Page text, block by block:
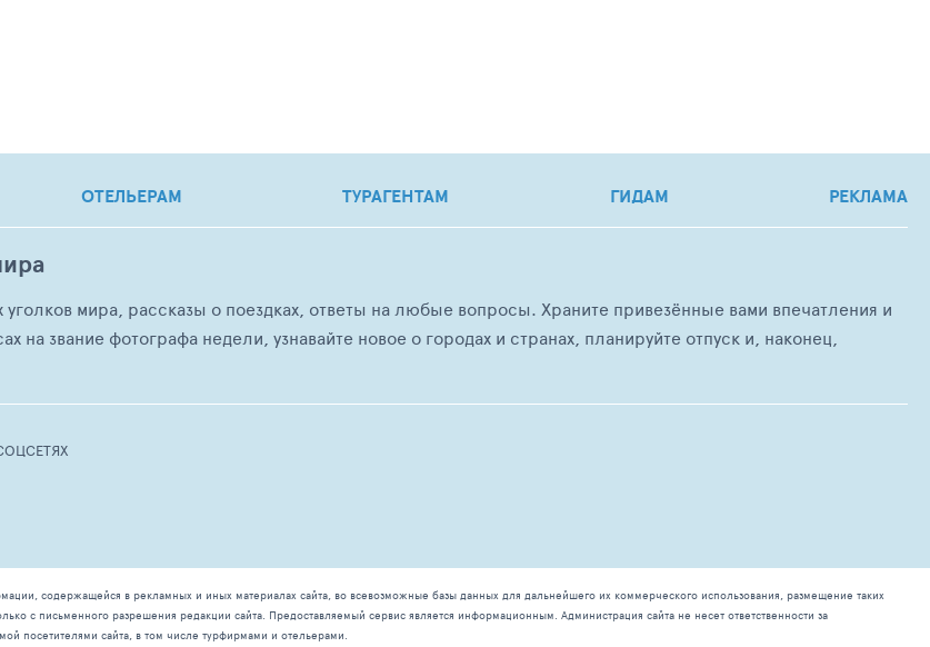
ОТЕЛЬЕРАМ ТУРАГЕНТАМ ГИДАМ РЕКЛАМА
уголков мира, рассказы о поездках, ответы на любые вопросы. Храните привезённые вами впечатления и
на звание фотографа недели, узнавайте новое о городах и странах, планируйте отпуск и, наконец,
содержащейся в рекламных и иных материалах сайта, во всевозможные базы данных для дальнейшего их коммерческого использования, размещение таких
с письменного разрешения редакции сайта. Предоставляемый сервис является информационным. Администрация сайта не несет ответственности за
посетителями сайта, в том числе турфирмами и отельерами.